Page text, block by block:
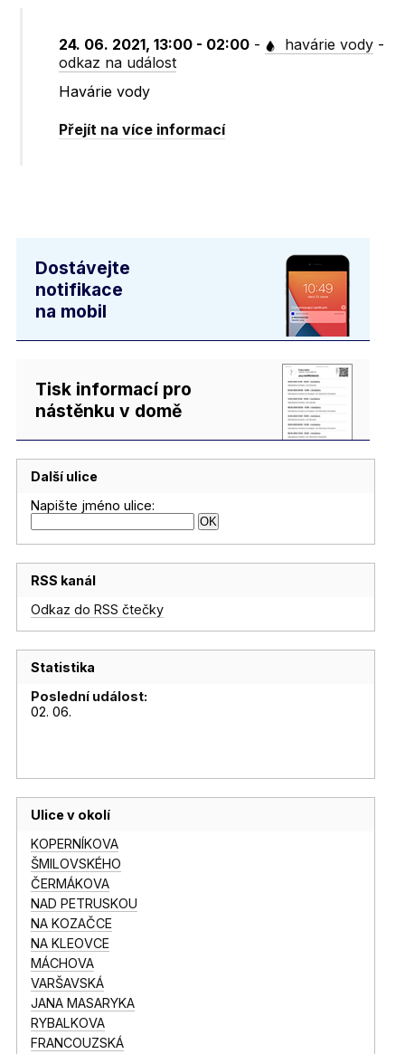
24. 06. 2021, 13:00 - 02:00 - havárie vody -
odkaz na událost
Havárie vody
Přejít na více informací
Dostávejte
notifikace
na mobil
Tisk informací pro
nástěnku v domě
Další ulice
Napište jméno ulice:
RSS kanál
Odkaz do RSS čtečky
Statistika
Poslední událost:
02. 06.
Ulice v okolí
KOPERNÍKOVA
ŠMILOVSKÉHO
ČERMÁKOVA
NAD PETRUSKOU
NA KOZAČCE
NA KLEOVCE
MÁCHOVA
VARŠAVSKÁ
JANA MASARYKA
RYBALKOVA
FRANCOUZSKÁ